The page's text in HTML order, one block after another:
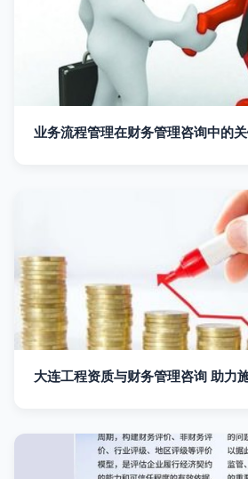
业务流程管理在财务管理咨询中的
大连工程资质与财务管理咨询 助力